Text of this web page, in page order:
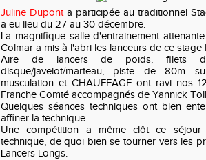
Juline Duponta participée au traditionnel
a eu lieu du 27 au 30 décembre.
La magnifique salle d'entrainement
Colmar a mis à l'abri les lanceurs de ce
Aire de lancers de poids, filets
disque/javelot/marteau, piste de 80m
musculation et CHAUFFAGE ont ravi nos
Franche Comté accompagnés de Yannick
Quelques séances techniques ont bien
affiner la technique.
Une compétition a même clôt ce
technique, de quoi bien se tourner vers les
Lancers Longs.